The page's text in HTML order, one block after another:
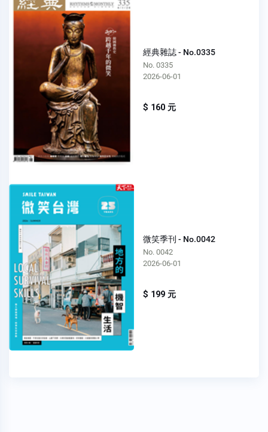
經典雜誌 - No.0335
No. 0335
2026-06-01
$ 160 元
微笑季刊 - No.0042
No. 0042
2026-06-01
$ 199 元